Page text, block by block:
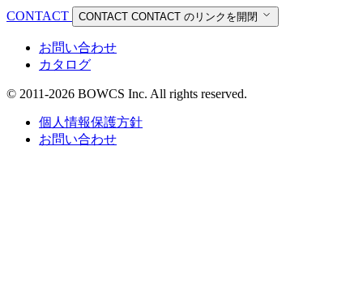
CONTACT CONTACT CONTACT のリンクを開閉
お問い合わせ
カタログ
© 2011-2026 BOWCS Inc. All rights reserved.
個人情報保護方針
お問い合わせ